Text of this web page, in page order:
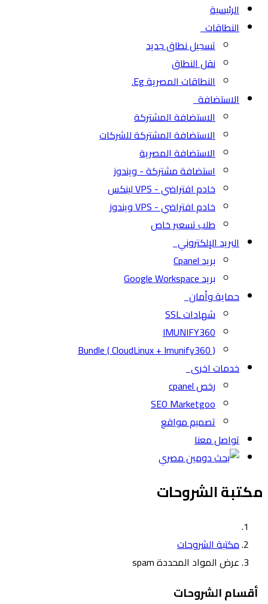
الرئيسية
النطاقات
تسجيل نطاق جديد
نقل النطاق
النطاقات المصرية Eg.
الاستضافة
الاستضافة المشتركة
الاستضافة المشتركة للشركات
الاستضافة المصرية
استضافة مشتركة - ويندوز
خادم افتراضي - VPS لينكس
خادم افتراضي - VPS ويندوز
طلب تسعير خاص
البريد الإلكتروني
بريد Cpanel
بريد Google Workspace
حماية وأمان
شهادات SSL
IMUNIFY360
( CloudLinux + Imunify360 ) Bundle
خدمات اخرى
رخص cpanel
SEO Marketgoo
تصميم مواقع
تواصل معنا
مكتبة الشروحات
مكتبة الشروحات
عرض المواد المحددة spam
أقسام الشروحات